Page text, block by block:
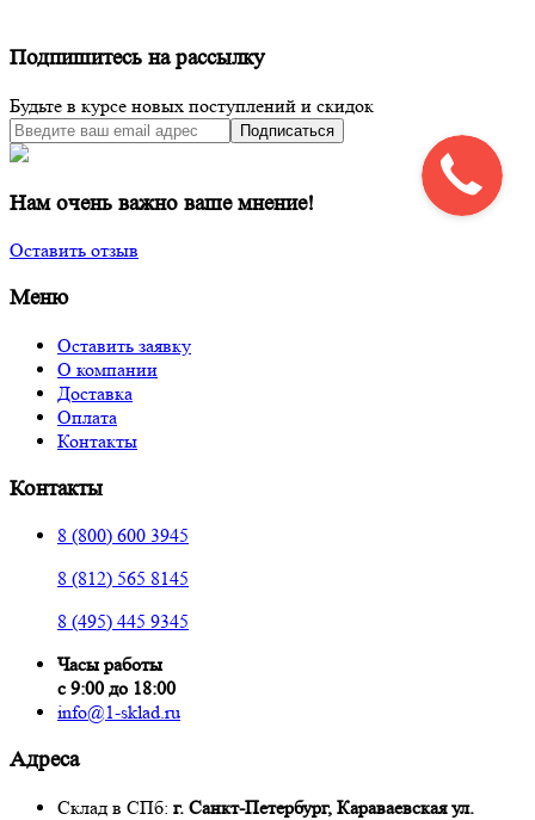
Подпишитесь на рассылку
Будьте в курсе новых поступлений и скидок
Подписаться
Нам очень важно ваше мнение!
Оставить отзыв
Меню
Оставить заявку
О компании
Доставка
Оплата
Контакты
Контакты
8 (800) 600 3945
8 (812) 565 8145
8 (495) 445 9345
Часы работы
с 9:00 до 18:00
info@1-sklad.ru
Адреса
Склад в СПб: г. Санкт-Петербург, Караваевская ул.